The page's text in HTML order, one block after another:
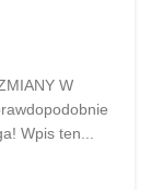
W
Wpis ten...